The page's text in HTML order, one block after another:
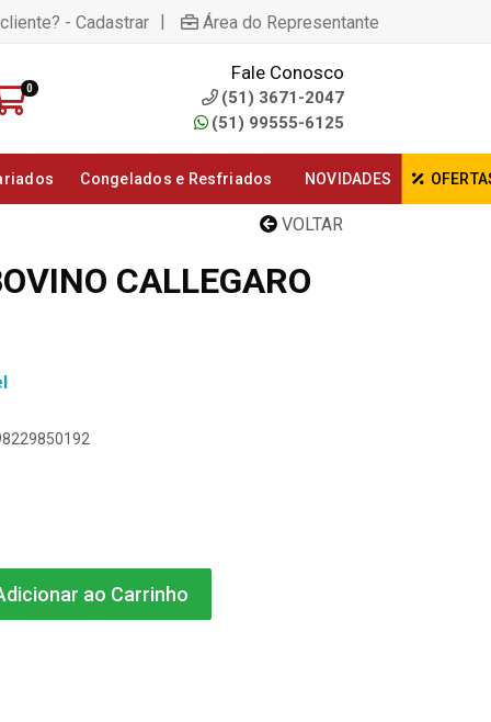
- Cadastrar | Área do Representante
0
Fale Conosco
(51) 3671-2047
(51) 99555-6125
Congelados e Resfriados NOVIDADES
VOLTAR
CALLEGARO
ao Carrinho